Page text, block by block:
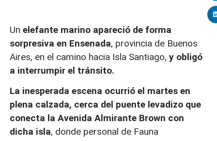
Un elefante marino apareció de forma
sorpresiva en Ensenada, provincia de Buenos
Aires, en el camino hacia Isla Santiago, y obligó
a interrumpir el tránsito.
La inesperada escena ocurrió el martes en
plena calzada, cerca del puente levadizo que
conecta la Avenida Almirante Brown con
dicha isla, donde personal de Fauna